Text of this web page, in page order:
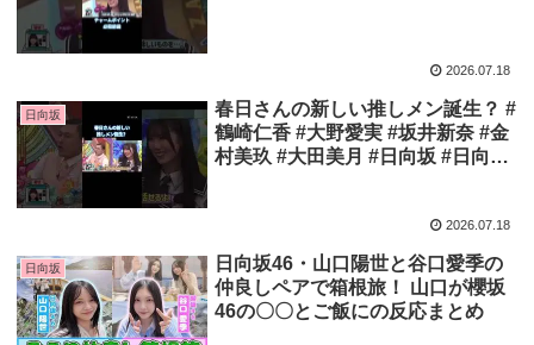
2026.07.18
日向坂
春日さんの新しい推しメン誕生？ #
鶴崎仁香 #大野愛実 #坂井新奈 #金
村美玖 #大田美月 #日向坂 #日向坂
2026.07.18
日向坂
日向坂46・山口陽世と谷口愛季の
仲良しペアで箱根旅！️️ 山口が櫻坂
46の〇〇とご飯にの反応まとめ